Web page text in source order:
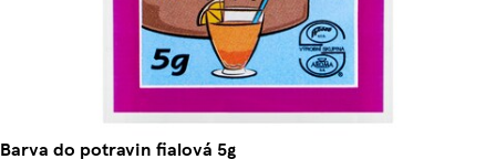
Barva do potravin fialová 5g